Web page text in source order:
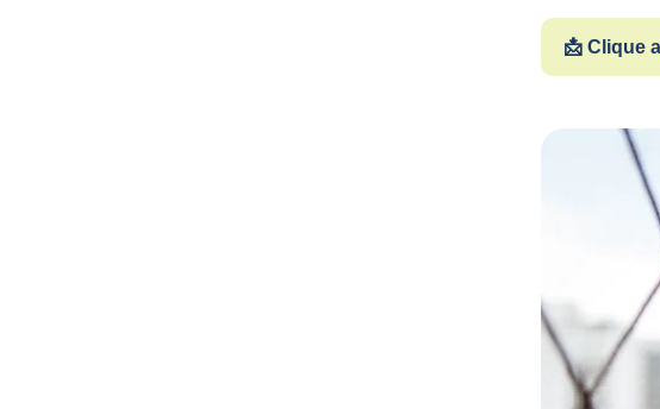
📩 Clique